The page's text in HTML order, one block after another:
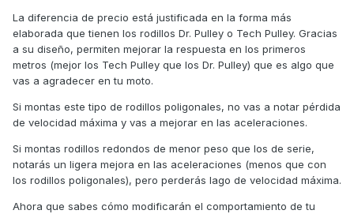
opinion para hacer la compra?
Solo hablo de rodillos con variador de serie no me quiero
de momento liar a cambiar mas cosas,con mejorar la salida
mas rapida me conformo.
La diferencia de precio está justificada en la forma más
elaborada que tienen los rodillos Dr. Pulley o Tech Pulley. Gracias
a su diseño, permiten mejorar la respuesta en los primeros
metros (mejor los Tech Pulley que los Dr. Pulley) que es algo que
vas a agradecer en tu moto.
Si montas este tipo de rodillos poligonales, no vas a notar pérdida
de velocidad máxima y vas a mejorar en las aceleraciones.
Si montas rodillos redondos de menor peso que los de serie,
notarás un ligera mejora en las aceleraciones (menos que con
los rodillos poligonales), pero perderás lago de velocidad máxima.
Ahora que sabes cómo modificarán el comportamiento de tu